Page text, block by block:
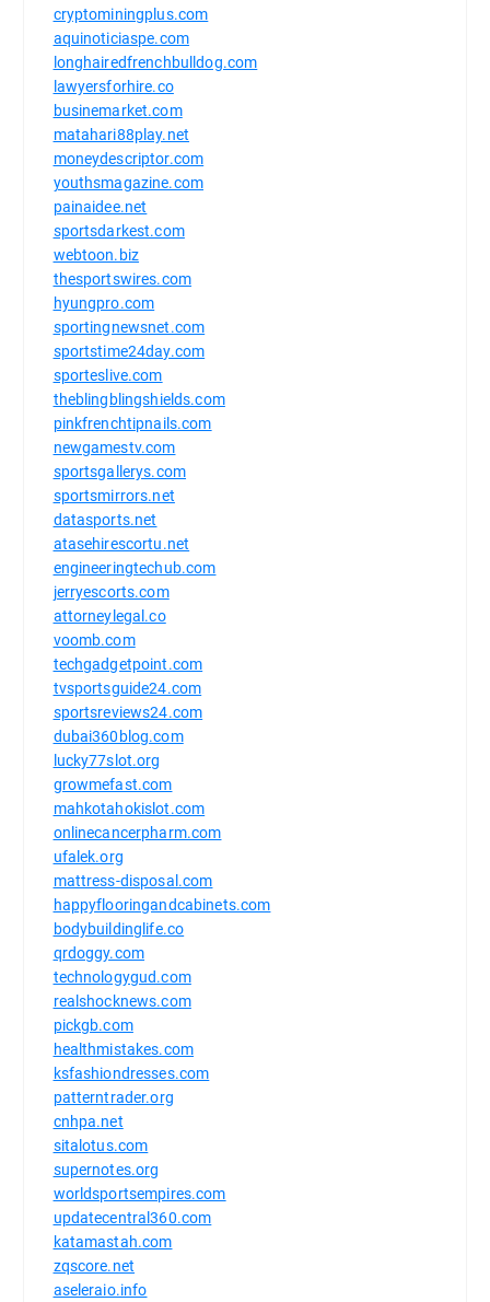
cryptominingplus.com
aquinoticiaspe.com
longhairedfrenchbulldog.com
lawyersforhire.co
businemarket.com
matahari88play.net
moneydescriptor.com
youthsmagazine.com
painaidee.net
sportsdarkest.com
webtoon.biz
thesportswires.com
hyungpro.com
sportingnewsnet.com
sportstime24day.com
sporteslive.com
theblingblingshields.com
pinkfrenchtipnails.com
newgamestv.com
sportsgallerys.com
sportsmirrors.net
datasports.net
atasehirescortu.net
engineeringtechub.com
jerryescorts.com
attorneylegal.co
voomb.com
techgadgetpoint.com
tvsportsguide24.com
sportsreviews24.com
dubai360blog.com
lucky77slot.org
growmefast.com
mahkotahokislot.com
onlinecancerpharm.com
ufalek.org
mattress-disposal.com
happyflooringandcabinets.com
bodybuildinglife.co
qrdoggy.com
technologygud.com
realshocknews.com
pickgb.com
healthmistakes.com
ksfashiondresses.com
patterntrader.org
cnhpa.net
sitalotus.com
supernotes.org
worldsportsempires.com
updatecentral360.com
katamastah.com
zqscore.net
aseleraio.info